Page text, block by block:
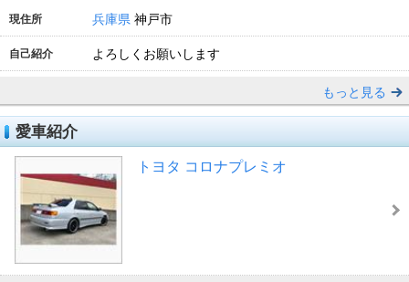
現住所 兵庫県 神戸市
自己紹介 よろしくお願いします
もっと見る
愛車紹介
トヨタ コロナプレミオ